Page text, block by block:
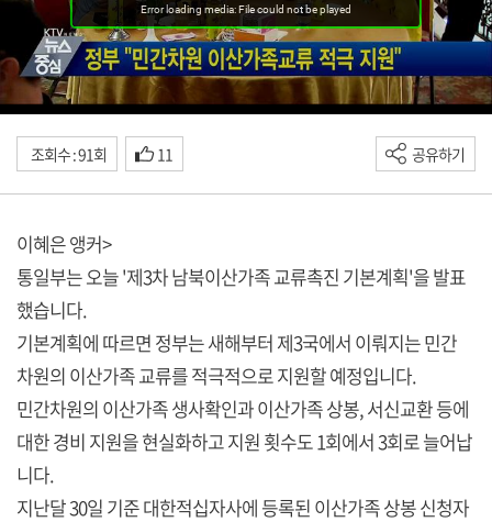
조회수 : 91회 11 공유하기
이혜은 앵커>
통일부는 오늘 '제3차 남북이산가족 교류촉진 기본계획'을 발표
했습니다.
기본계획에 따르면 정부는 새해부터 제3국에서 이뤄지는 민간
차원의 이산가족 교류를 적극적으로 지원할 예정입니다.
민간차원의 이산가족 생사확인과 이산가족 상봉, 서신교환 등에
대한 경비 지원을 현실화하고 지원 횟수도 1회에서 3회로 늘어납
니다.
지난달 30일 기준 대한적십자사에 등록된 이산가족 상봉 신청자